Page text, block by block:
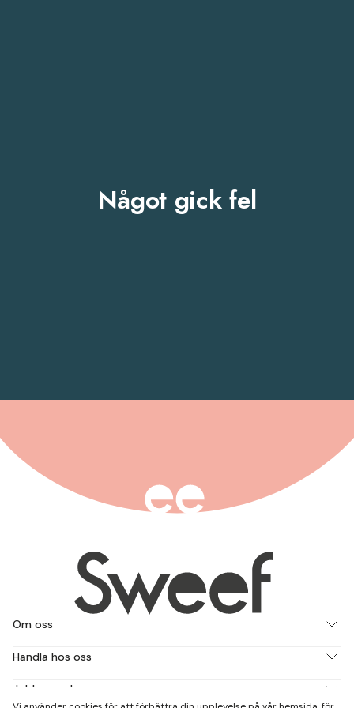
Något gick fel
Om oss
Handla hos oss
Jobba med oss